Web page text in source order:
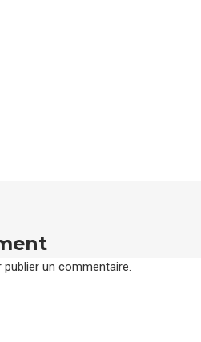
publier un commentaire.